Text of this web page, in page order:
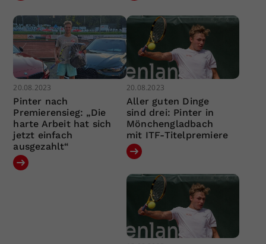
20.08.2023
Pinter nach
Premierensieg: „Die
harte Arbeit hat sich
jetzt einfach
ausgezahlt“
20.08.2023
Aller guten Dinge
sind drei: Pinter in
Mönchengladbach
mit ITF-Titelpremiere